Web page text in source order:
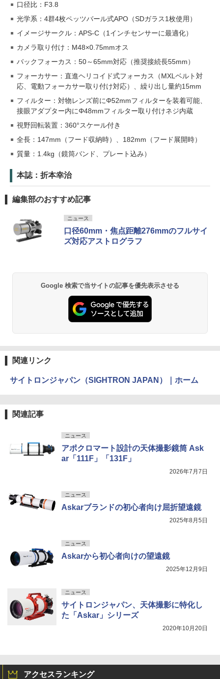
口径比：F3.8
光学系：4群4枚ペッツバール式APO（SDガラス1枚使用）
イメージサークル：APS-C（1インチセンサーに最適化）
カメラ取り付け：M48×0.75mmオス
バックフォーカス：50～65mm対応（推奨接続長55mm）
フォーカサー：直進ヘリコイド式フォーカス（MXLベルト対
応、電動フォーカサー取り付け対応）、繰り出し量約15mm
フィルター：対物レンズ前にΦ52mmフィルターを装着可能、
接眼アダプター内にΦ48mmフィルター取り付けネジ内蔵
視野回転装置：360°スケール付き
全長：147mm（フード収納時）、182mm（フード展開時）
質量：1.4kg（鏡筒バンド、プレート込み）
本誌：折本幸治
編集部のおすすめ記事
ニュース
口径60mm・焦点距離276mmのフルサイ
ズ対応アストログラフ
Google 検索で当サイトの記事を優先表示させる
関連リンク
サイトロンジャパン（SIGHTRON JAPAN）｜ホーム
関連記事
ニュース
アポクロマート設計の天体撮影鏡筒 Ask
ar「111F」「131F」
2026年7月7日
ニュース
Askarブランドの初心者向け屈折望遠鏡
2025年8月5日
ニュース
Askarから初心者向けの望遠鏡
2025年12月9日
ニュース
サイトロンジャパン、天体撮影に特化し
た「Askar」シリーズ
2020年10月20日
アクセスランキング